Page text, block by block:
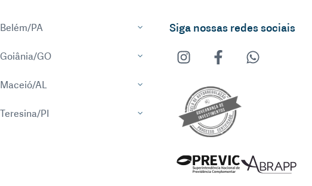
Belém/PA
Goiânia/GO
Maceió/AL
Teresina/PI
Siga nossas redes sociais